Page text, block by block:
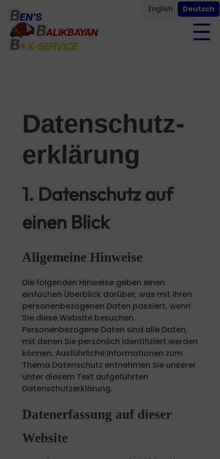
English Deutsch
Datenschutz­
erklärung
1. Datenschutz auf
einen Blick
Allgemeine Hinweise
Die folgenden Hinweise geben einen
einfachen Überblick darüber, was mit Ihren
personenbezogenen Daten passiert, wenn
Sie diese Website besuchen.
Personenbezogene Daten sind alle Daten,
mit denen Sie persönlich identifiziert werden
können. Ausführliche Informationen zum
Thema Datenschutz entnehmen Sie unserer
unter diesem Text aufgeführten
Datenschutzerklärung.
Datenerfassung auf dieser
Website